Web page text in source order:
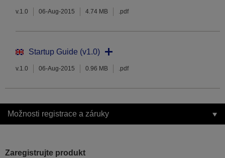
v.1.0 06-Aug-2015 4.74 MB .pdf
Startup Guide (v1.0)
v.1.0 06-Aug-2015 0.96 MB .pdf
Možnosti registrace a záruky
Zaregistrujte produkt